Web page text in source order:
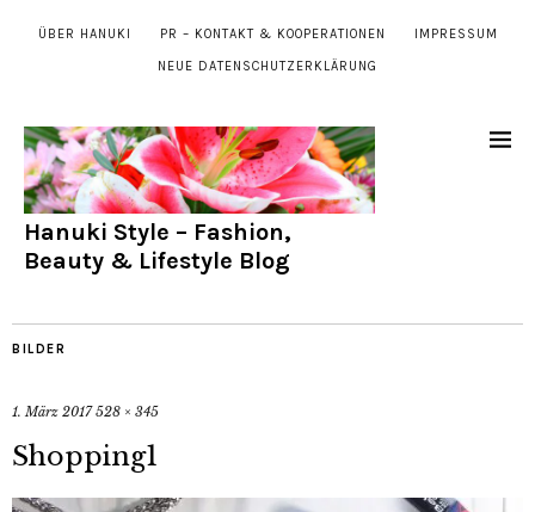
ÜBER HANUKI PR – KONTAKT & KOOPERATIONEN IMPRESSUM
NEUE DATENSCHUTZERKLÄRUNG
Hanuki Style – Fashion,
Beauty & Lifestyle Blog
BILDER
1. März 2017 528 × 345
Shopping1